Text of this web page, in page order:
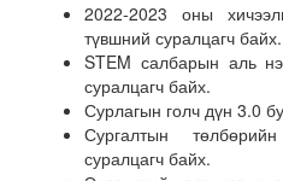
2022-2023 оны
түвшний суралцагч байх.
STEM салбарын аль
суралцагч байх.
Сурлагын голч дүн 3.0
Сургалтын
суралцагч байх.